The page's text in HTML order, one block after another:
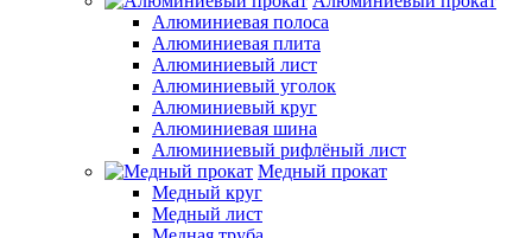
Алюминиевая полоса
Алюминиевая плита
Алюминиевый лист
Алюминиевый уголок
Алюминиевый круг
Алюминиевая шина
Алюминиевый рифлёный лист
Медный прокат
Медный круг
Медный лист